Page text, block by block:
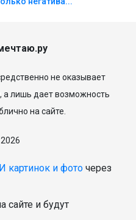
не оказывает
а лишь дает возможность
на сайте.
картинок и фото через
сайте и будут